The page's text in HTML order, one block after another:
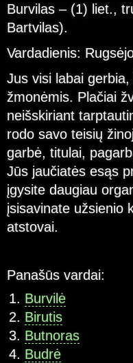
Burvilas – (1) liet.,
Bartvilas).
Vardadienis:
Jus visi labai
žmonėmis. Plačiai
neišskiriant
rodo savo teisių
garbė, titulai,
Jūs jaučiatės esąs
įgysite daugiau
įsisavinate užsienio
atstovai.
Panašūs vardai:
Burvilė
Birutis
Butnoras
Budrė